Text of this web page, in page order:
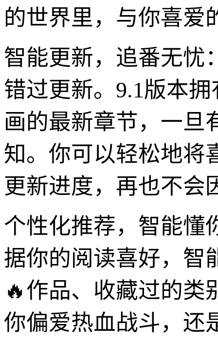
的世界里，与你喜爱
智能更新，追番无忧
错过更新。9.1版本
画的最新章节，一旦
知。你可以轻松地将
更新进度，再也不会
个性化推荐，智能懂
据你的阅读喜好，智
🔥作品、收藏过的类
你偏爱热血战斗，还